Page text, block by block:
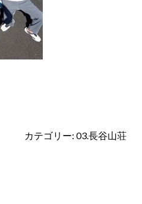
カテゴリー: 03.長谷山荘